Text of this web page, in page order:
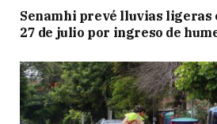
Senamhi prevé lluvias ligeras
27 de julio por ingreso de